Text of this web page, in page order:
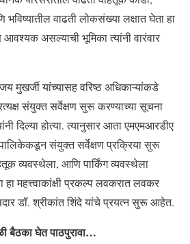
भविष्यातील वाढती लोकसंख्या लक्षात घेता हा
आवश्यक असल्याची भूमिका त्यांनी वारंवार
मुखर्जी यांच्यासह वरिष्ठ अधिकाऱ्यांकडे
संयुक्त सर्वेक्षण सुरू करण्याच्या सूचना
दिल्या होत्या. त्यानुसार आता एमएमआरडीए
संयुक्त सर्वेक्षण प्रक्रिया सुरू
व्यवस्थेला, आणि पार्किंग व्यवस्थेला
हा महत्त्वाकांक्षी प्रकल्प लवकरात लवकर
डॉ. श्रीकांत शिंदे यांचे प्रयत्न सुरू आहेत.
बैठका घेत पाठपुरावा…